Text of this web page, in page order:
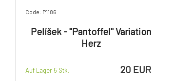
Code: P1186
Pelíšek - "Pantoffel" Variation
Herz
Auf Lager 5 Stk. 20 EUR